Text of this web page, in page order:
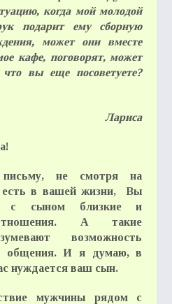
когда мой молодой
подарит ему сборную
может они вместе
кафе, поговорят, может
вы еще посоветуете?
Лариса
не смотря на
есть в вашей жизни, Вы
с сыном близкие и
А такие
возможность
общения. И я думаю, в
нуждается ваш сын.
мужчины рядом с